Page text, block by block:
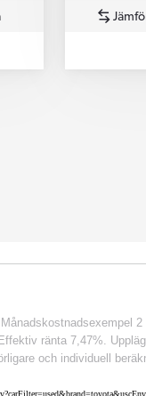
ränta 7,47%.
och individuell